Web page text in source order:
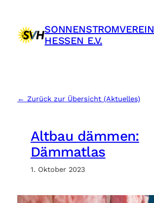
springen
SONNENSTROMVEREIN
HESSEN E.V.
← Zurück zur Übersicht (Aktuelles)
Altbau dämmen:
Dämmatlas
1. Oktober 2023